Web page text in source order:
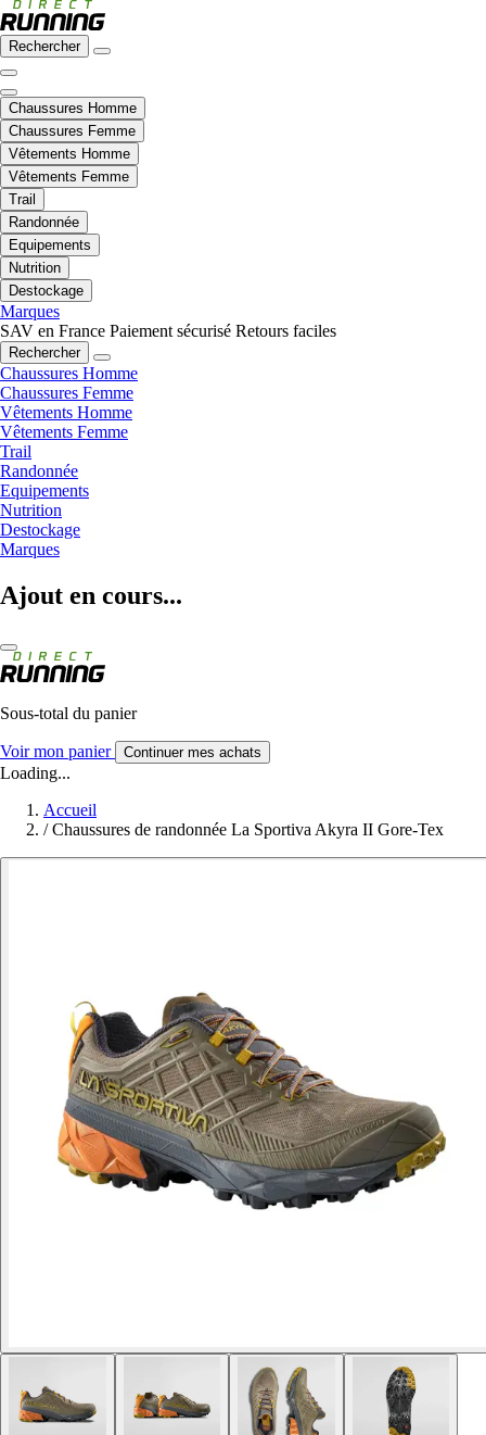
Rechercher
Chaussures Homme
Chaussures Femme
Vêtements Homme
Vêtements Femme
Trail
Randonnée
Equipements
Nutrition
Destockage
Marques
SAV en France Paiement sécurisé Retours faciles
Rechercher
Chaussures Homme
Chaussures Femme
Vêtements Homme
Vêtements Femme
Trail
Randonnée
Equipements
Nutrition
Destockage
Marques
Ajout en cours...
Sous-total du panier
Voir mon panier Continuer mes achats
Loading...
Accueil
/ Chaussures de randonnée La Sportiva Akyra II Gore-Tex